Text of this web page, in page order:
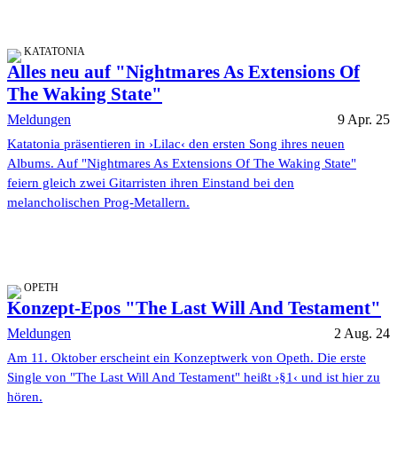
KATATONIA
Alles neu auf "Nightmares As Extensions Of
The Waking State"
Meldungen 9 Apr. 25
Katatonia präsentieren in ›Lilac‹ den ersten Song ihres neuen
Albums. Auf "Nightmares As Extensions Of The Waking State"
feiern gleich zwei Gitarristen ihren Einstand bei den
melancholischen Prog-Metallern.
OPETH
Konzept-Epos "The Last Will And Testament"
Meldungen 2 Aug. 24
Am 11. Oktober erscheint ein Konzeptwerk von Opeth. Die erste
Single von "The Last Will And Testament" heißt ›§1‹ und ist hier zu
hören.